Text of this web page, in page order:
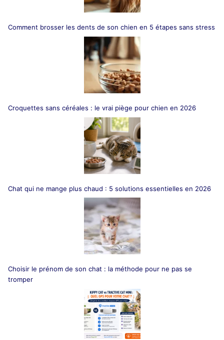
Comment brosser les dents de son chien en 5 étapes sans stress
Croquettes sans céréales : le vrai piège pour chien en 2026
Chat qui ne mange plus chaud : 5 solutions essentielles en 2026
Choisir le prénom de son chat : la méthode pour ne pas se
tromper